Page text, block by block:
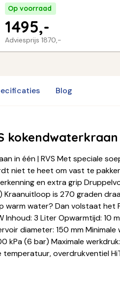
Op voorraad
Adviesprijs 1870,-
1495,-
Blog
kokendwaterkraan
in één | RVS Met speciale
niet te heet om vast te
en extra grip
is 270 graden
water? Dan volstaat het
Inhoud: 3 Liter Opwarmtijd: 10
diameter: 150 mm
kPa (6 bar) Maximale
temperatuur, overdrukventiel